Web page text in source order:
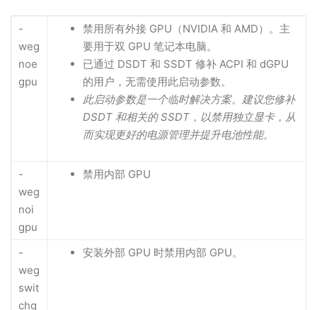
-
weg
noe
gpu
禁用所有外接 GPU（NVIDIA 和 AMD）。主
要用于双 GPU 笔记本电脑。
已通过 DSDT 和 SSDT 修补 ACPI 和 dGPU
的用户，无需使用此启动参数。
此启动参数是一个临时解决方案。建议您修补
DSDT 和相关的 SSDT，以禁用独立显卡，从
而实现更好的电源管理并提升电池性能。
-
weg
noi
gpu
禁用内部 GPU
-
weg
swit
chg
安装外部 GPU 时禁用内部 GPU。